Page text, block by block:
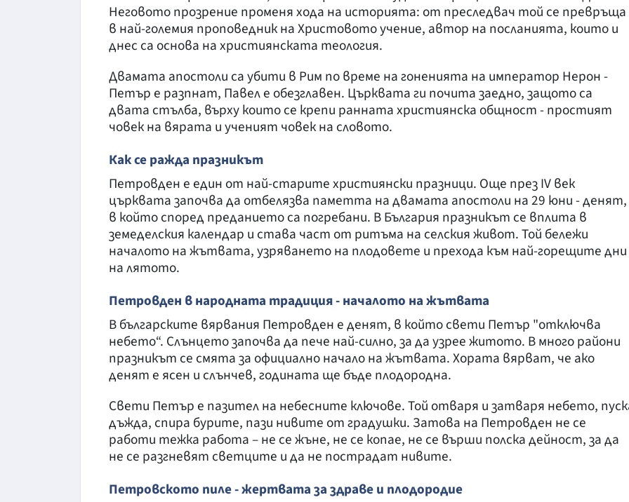
Неговото прозрение променя хода на историята: от преследвач той се превръща
в най-големия проповедник на Христовото учение, автор на посланията, които и
днес са основа на християнската теология.
Двамата апостоли са убити в Рим по време на гоненията на император Нерон -
Петър е разпнат, Павел е обезглавен. Църквата ги почита заедно, защото са
двата стълба, върху които се крепи ранната християнска общност - простият
човек на вярата и ученият човек на словото.
Как се ражда празникът
Петровден е един от най-старите християнски празници. Още през IV век
църквата започва да отбелязва паметта на двамата апостоли на 29 юни - денят,
в който според преданието са погребани. В България празникът се вплита в
земеделския календар и става част от ритъма на селския живот. Той бележи
началото на жътвата, узряването на плодовете и прехода към най-горещите дни
на лятото.
Петровден в народната традиция - началото на жътвата
В българските вярвания Петровден е денят, в който свети Петър "отключва
небето“. Слънцето започва да пече най-силно, за да узрее житото. В много райони
празникът се смята за официално начало на жътвата. Хората вярват, че ако
денят е ясен и слънчев, годината ще бъде плодородна.
Свети Петър е пазител на небесните ключове. Той отваря и затваря небето,
дъжда, спира бурите, пази нивите от градушки. Затова на Петровден не се
работи тежка работа – не се жъне, не се копае, не се върши полска дейност, за да
не се разгневят светците и да не пострадат нивите.
Петровското пиле - жертвата за здраве и плодородие